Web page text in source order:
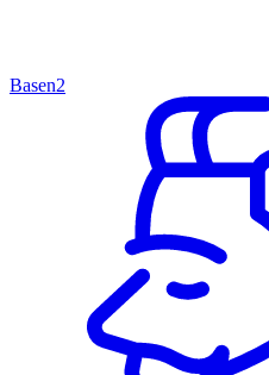
Basen2